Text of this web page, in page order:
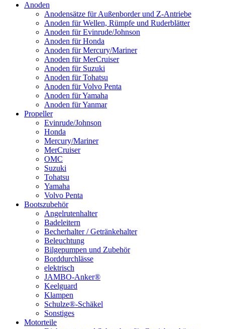
Anoden
Anodensätze für Außenborder und Z-Antriebe
Anoden für Wellen, Rümpfe und Ruderblätter
Anoden für Evinrude/Johnson
Anoden für Honda
Anoden für Mercury/Mariner
Anoden für MerCruiser
Anoden für Suzuki
Anoden für Tohatsu
Anoden für Volvo Penta
Anoden für Yamaha
Anoden für Yanmar
Propeller
Evinrude/Johnson
Honda
Mercury/Mariner
MerCruiser
OMC
Suzuki
Tohatsu
Yamaha
Volvo Penta
Bootszubehör
Angelrutenhalter
Badeleitern
Becherhalter / Getränkehalter
Beleuchtung
Bilgepumpen und Zubehör
Borddurchlässe
elektrisch
JAMBO-Anker®
Keelguard
Klampen
Schulze®-Schäkel
Sonstiges
Motorteile